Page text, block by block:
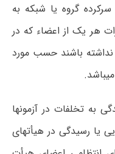
گروه یا شبکه به
هر یک از اعضاء که در
نداشته باشند حسب مورد
به تخلفات در آزمونها
یا رسیدگی در هیأتهای